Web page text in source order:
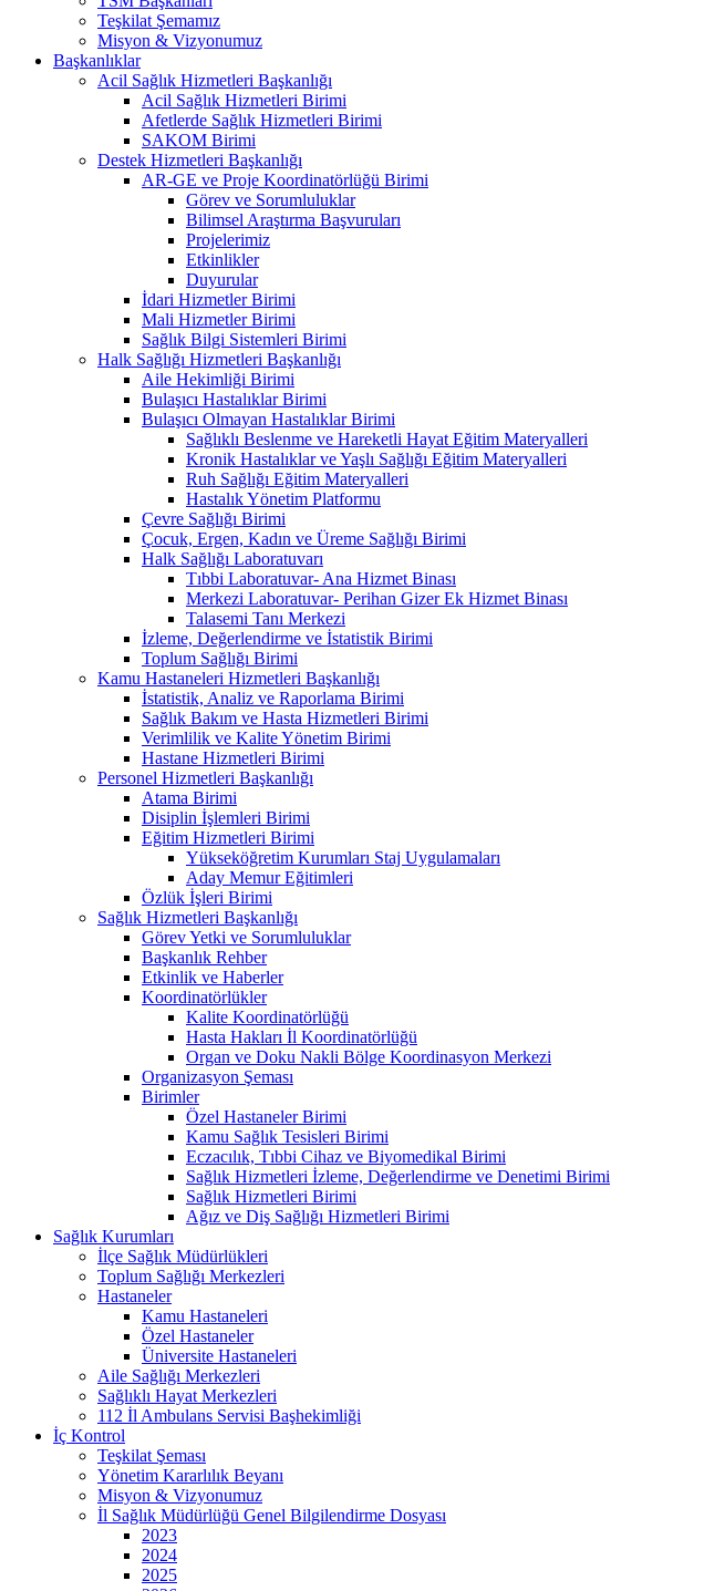
Teşkilat Şemamız
Misyon & Vizyonumuz
Başkanlıklar
Acil Sağlık Hizmetleri Başkanlığı
Acil Sağlık Hizmetleri Birimi
Afetlerde Sağlık Hizmetleri Birimi
SAKOM Birimi
Destek Hizmetleri Başkanlığı
AR-GE ve Proje Koordinatörlüğü Birimi
Görev ve Sorumluluklar
Bilimsel Araştırma Başvuruları
Projelerimiz
Etkinlikler
Duyurular
İdari Hizmetler Birimi
Mali Hizmetler Birimi
Sağlık Bilgi Sistemleri Birimi
Halk Sağlığı Hizmetleri Başkanlığı
Aile Hekimliği Birimi
Bulaşıcı Hastalıklar Birimi
Bulaşıcı Olmayan Hastalıklar Birimi
Sağlıklı Beslenme ve Hareketli Hayat Eğitim Materyalleri
Kronik Hastalıklar ve Yaşlı Sağlığı Eğitim Materyalleri
Ruh Sağlığı Eğitim Materyalleri
Hastalık Yönetim Platformu
Çevre Sağlığı Birimi
Çocuk, Ergen, Kadın ve Üreme Sağlığı Birimi
Halk Sağlığı Laboratuvarı
Tıbbi Laboratuvar- Ana Hizmet Binası
Merkezi Laboratuvar- Perihan Gizer Ek Hizmet Binası
Talasemi Tanı Merkezi
İzleme, Değerlendirme ve İstatistik Birimi
Toplum Sağlığı Birimi
Kamu Hastaneleri Hizmetleri Başkanlığı
İstatistik, Analiz ve Raporlama Birimi
Sağlık Bakım ve Hasta Hizmetleri Birimi
Verimlilik ve Kalite Yönetim Birimi
Hastane Hizmetleri Birimi
Personel Hizmetleri Başkanlığı
Atama Birimi
Disiplin İşlemleri Birimi
Eğitim Hizmetleri Birimi
Yükseköğretim Kurumları Staj Uygulamaları
Aday Memur Eğitimleri
Özlük İşleri Birimi
Sağlık Hizmetleri Başkanlığı
Görev Yetki ve Sorumluluklar
Başkanlık Rehber
Etkinlik ve Haberler
Koordinatörlükler
Kalite Koordinatörlüğü
Hasta Hakları İl Koordinatörlüğü
Organ ve Doku Nakli Bölge Koordinasyon Merkezi
Organizasyon Şeması
Birimler
Özel Hastaneler Birimi
Kamu Sağlık Tesisleri Birimi
Eczacılık, Tıbbi Cihaz ve Biyomedikal Birimi
Sağlık Hizmetleri İzleme, Değerlendirme ve Denetimi Birimi
Sağlık Hizmetleri Birimi
Ağız ve Diş Sağlığı Hizmetleri Birimi
Sağlık Kurumları
İlçe Sağlık Müdürlükleri
Toplum Sağlığı Merkezleri
Hastaneler
Kamu Hastaneleri
Özel Hastaneler
Üniversite Hastaneleri
Aile Sağlığı Merkezleri
Sağlıklı Hayat Merkezleri
112 İl Ambulans Servisi Başhekimliği
İç Kontrol
Teşkilat Şeması
Yönetim Kararlılık Beyanı
Misyon & Vizyonumuz
İl Sağlık Müdürlüğü Genel Bilgilendirme Dosyası
2023
2024
2025